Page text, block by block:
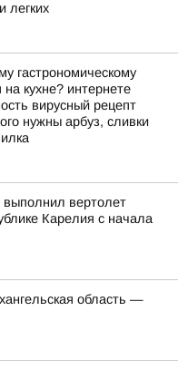
легких
гастрономическому
кухне? интернете
вирусный рецепт
нужны арбуз, сливки
вертолет
Карелия с начала
область —